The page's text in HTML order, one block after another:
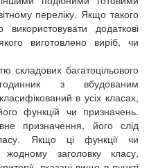
переліку. Якщо такого
додаткові
виготовлено виріб, чи
складових багатоцільового
з вбудованим
в усіх класах,
функцій чи призначень.
призначення, його слід
Якщо ці функції чи
заголовку класу,